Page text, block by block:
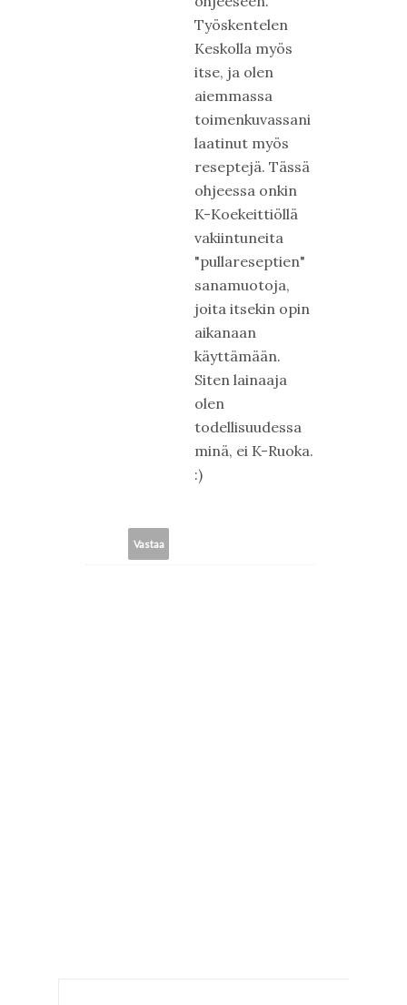
Työskentelen
Keskolla myös
itse, ja olen
aiemmassa
toimenkuvassani
laatinut myös
reseptejä. Tässä
ohjeessa onkin
K-Koekeittiöllä
vakiintuneita
"pullareseptien"
sanamuotoja,
joita itsekin opin
aikanaan
käyttämään.
Siten lainaaja
olen
todellisuudessa
minä, ei K-Ruoka.
:)
Vastaa